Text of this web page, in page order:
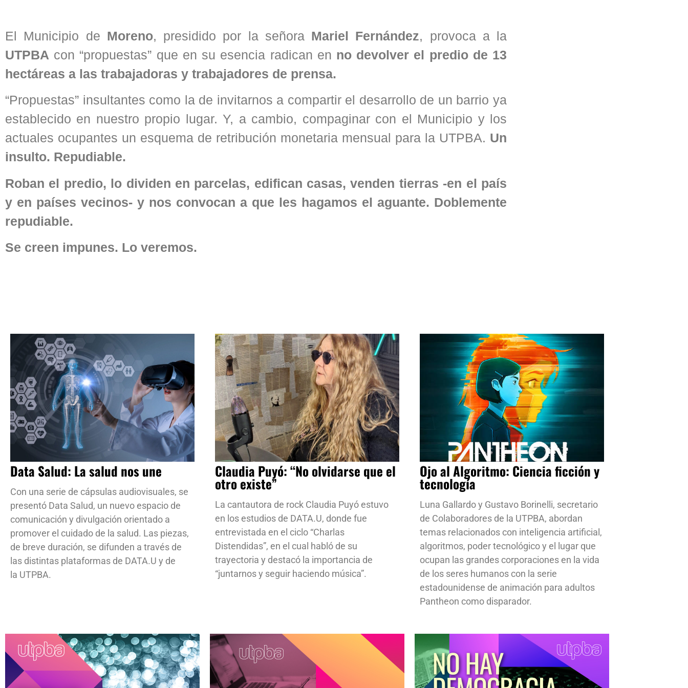
El Municipio de Moreno, presidido por la señora Mariel Fernández, provoca a la
UTPBA con “propuestas” que en su esencia radican en no devolver el predio de 13
hectáreas a las trabajadoras y trabajadores de prensa.
“Propuestas” insultantes como la de invitarnos a compartir el desarrollo de un barrio ya
establecido en nuestro propio lugar. Y, a cambio, compaginar con el Municipio y los
actuales ocupantes un esquema de retribución monetaria mensual para la UTPBA. Un
insulto. Repudiable.
Roban el predio, lo dividen en parcelas, edifican casas, venden tierras -en el país
y en países vecinos- y nos convocan a que les hagamos el aguante. Doblemente
repudiable.
Se creen impunes. Lo veremos.
Data Salud: La salud nos une
Con una serie de cápsulas audiovisuales, se
presentó Data Salud, un nuevo espacio de
comunicación y divulgación orientado a
promover el cuidado de la salud. Las piezas,
de breve duración, se difunden a través de
las distintas plataformas de DATA.U y de
la UTPBA.
Claudia Puyó: “No olvidarse que el
otro existe”
La cantautora de rock Claudia Puyó estuvo
en los estudios de DATA.U, donde fue
entrevistada en el ciclo “Charlas
Distendidas”, en el cual habló de su
trayectoria y destacó la importancia de
“juntarnos y seguir haciendo música”.
Ojo al Algoritmo: Ciencia ficción y
tecnología
Luna Gallardo y Gustavo Borinelli, secretario
de Colaboradores de la UTPBA, abordan
temas relacionados con inteligencia artificial,
algoritmos, poder tecnológico y el lugar que
ocupan las grandes corporaciones en la vida
de los seres humanos con la serie
estadounidense de animación para adultos
Pantheon como disparador.